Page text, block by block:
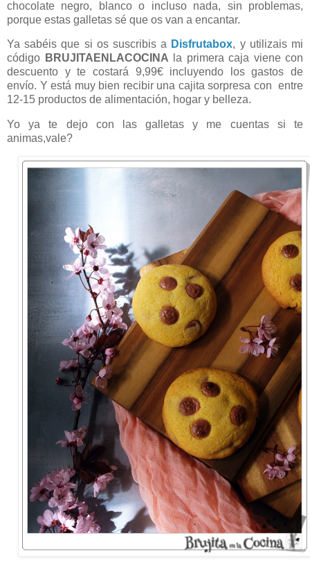
chocolate negro, blanco o incluso nada, sin problemas,
porque estas galletas sé que os van a encantar.
Ya sabéis que si os suscribis a Disfrutabox, y utilizais mi
código BRUJITAENLACOCINA la primera caja viene con
descuento y te costará 9,99€ incluyendo los gastos de
envío. Y está muy bien recibir una cajita sorpresa con entre
12-15 productos de alimentación, hogar y belleza.
Yo ya te dejo con las galletas y me cuentas si te
animas,vale?